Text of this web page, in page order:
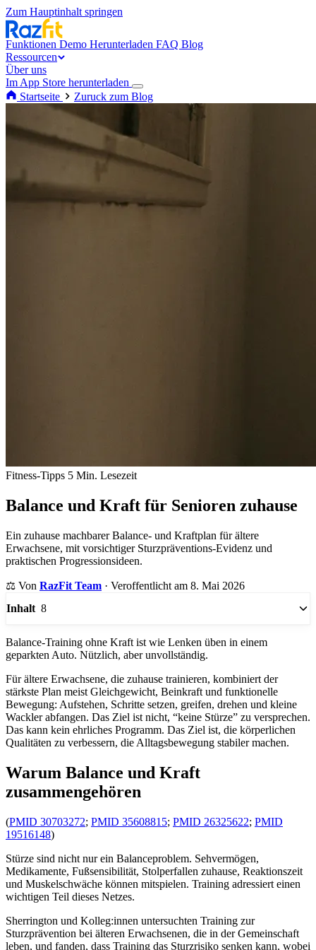
Zum Hauptinhalt springen
Funktionen Demo Herunterladen FAQ Blog
Ressourcen
Über uns
Im App Store herunterladen
Startseite
Zuruck zum Blog
Fitness-Tipps 5 Min. Lesezeit
Balance und Kraft für Senioren zuhause
Ein zuhause machbarer Balance- und Kraftplan für ältere
Erwachsene, mit vorsichtiger Sturzpräventions-Evidenz und
praktischen Progressionsideen.
⚖️ Von RazFit Team · Veroffentlicht am 8. Mai 2026
Inhalt 8
Balance-Training ohne Kraft ist wie Lenken üben in einem
geparkten Auto. Nützlich, aber unvollständig.
Für ältere Erwachsene, die zuhause trainieren, kombiniert der
stärkste Plan meist Gleichgewicht, Beinkraft und funktionelle
Bewegung: Aufstehen, Schritte setzen, greifen, drehen und kleine
Wackler abfangen. Das Ziel ist nicht, “keine Stürze” zu versprechen.
Das kann kein ehrliches Programm. Das Ziel ist, die körperlichen
Qualitäten zu verbessern, die Alltagsbewegung stabiler machen.
Warum Balance und Kraft
zusammengehören
(PMID 30703272; PMID 35608815; PMID 26325622; PMID
19516148)
Stürze sind nicht nur ein Balanceproblem. Sehvermögen,
Medikamente, Fußsensibilität, Stolperfallen zuhause, Reaktionszeit
und Muskelschwäche können mitspielen. Training adressiert einen
wichtigen Teil dieses Netzes.
Sherrington und Kolleg:innen untersuchten Training zur
Sturzprävention bei älteren Erwachsenen, die in der Gemeinschaft
leben, und fanden, dass Training das Sturzrisiko senken kann, wobei